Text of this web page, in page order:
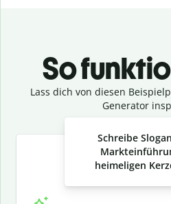
So
Lass dich von diesen
Generator
Schreibe
heimeligen